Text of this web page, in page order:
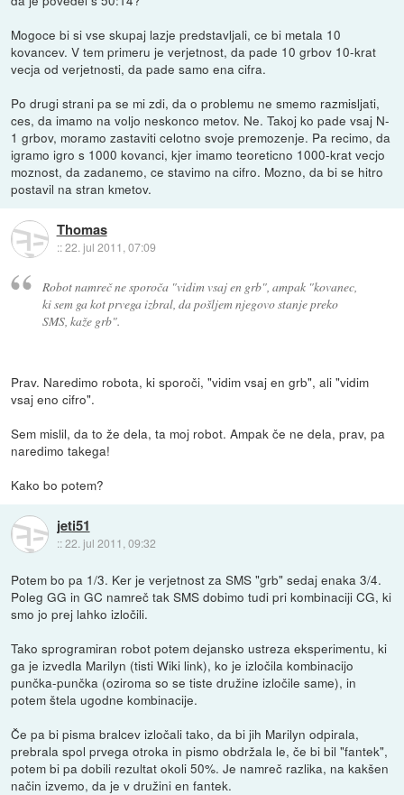
Mogoce bi si vse skupaj lazje predstavljali, ce bi metala 10
kovancev. V tem primeru je verjetnost, da pade 10 grbov 10-krat
vecja od verjetnosti, da pade samo ena cifra.
Po drugi strani pa se mi zdi, da o problemu ne smemo razmisljati,
ces, da imamo na voljo neskonco metov. Ne. Takoj ko pade vsaj N-
1 grbov, moramo zastaviti celotno svoje premozenje. Pa recimo, da
igramo igro s 1000 kovanci, kjer imamo teoreticno 1000-krat vecjo
moznost, da zadanemo, ce stavimo na cifro. Mozno, da bi se hitro
postavil na stran kmetov.
Thomas
::22. jul 2011, 07:09
Robot namreč ne sporoča "vidim vsaj en grb", ampak "kovanec,
ki sem ga kot prvega izbral, da pošljem njegovo stanje preko
SMS, kaže grb".
Prav. Naredimo robota, ki sporoči, "vidim vsaj en grb", ali "vidim
vsaj eno cifro".
Sem mislil, da to že dela, ta moj robot. Ampak če ne dela, prav, pa
naredimo takega!
Kako bo potem?
jeti51
::22. jul 2011, 09:32
Potem bo pa 1/3. Ker je verjetnost za SMS "grb" sedaj enaka 3/4.
Poleg GG in GC namreč tak SMS dobimo tudi pri kombinaciji CG, ki
smo jo prej lahko izločili.
Tako sprogramiran robot potem dejansko ustreza eksperimentu, ki
ga je izvedla Marilyn (tisti Wiki link), ko je izločila kombinacijo
punčka-punčka (oziroma so se tiste družine izločile same), in
potem štela ugodne kombinacije.
Če pa bi pisma bralcev izločali tako, da bi jih Marilyn odpirala,
prebrala spol prvega otroka in pismo obdržala le, če bi bil "fantek",
potem bi pa dobili rezultat okoli 50%. Je namreč razlika, na kakšen
način izvemo, da je v družini en fantek.